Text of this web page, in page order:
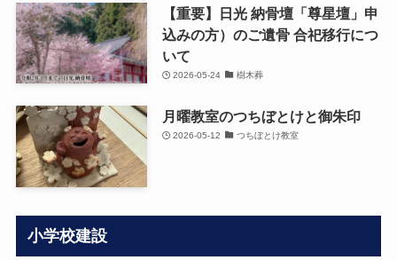
【重要】日光 納骨壇「尊星壇」申
込みの方）のご遺骨 合祀移行につ
いて
2026-05-24 樹木葬
月曜教室のつちぼとけと御朱印
2026-05-12 つちぼとけ教室
小学校建設